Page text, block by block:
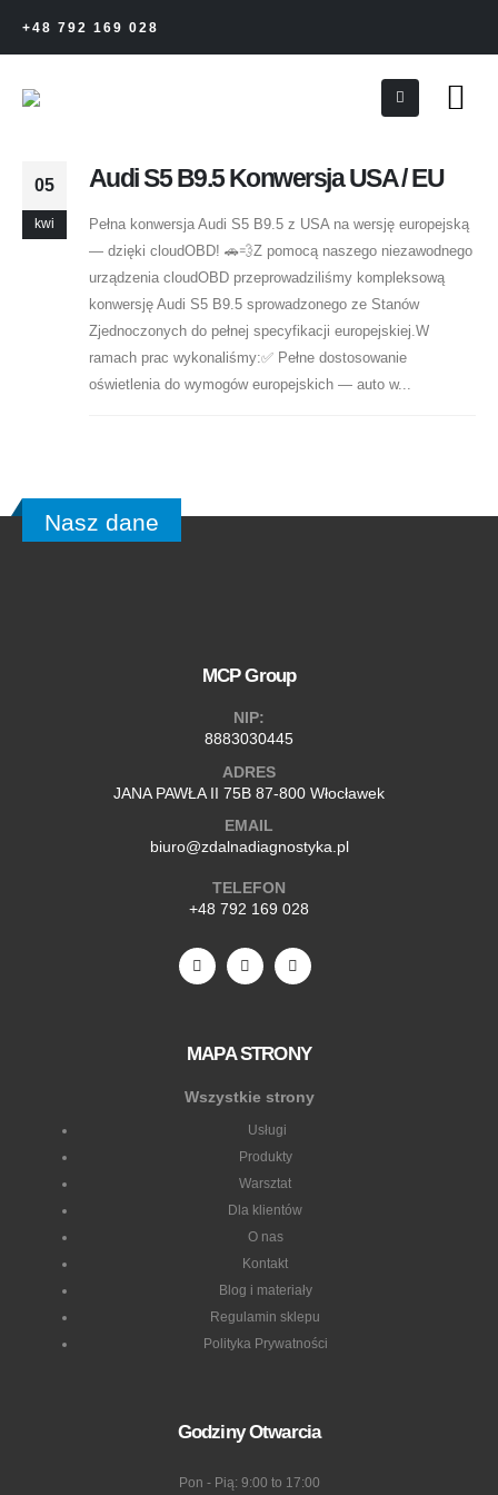
+48 792 169 028
05
kwi
Audi S5 B9.5 Konwersja USA / EU
Pełna konwersja Audi S5 B9.5 z USA na wersję europejską
— dzięki cloudOBD! 🚗💨Z pomocą naszego niezawodnego
urządzenia cloudOBD przeprowadziliśmy kompleksową
konwersję Audi S5 B9.5 sprowadzonego ze Stanów
Zjednoczonych do pełnej specyfikacji europejskiej.W
ramach prac wykonaliśmy:✅ Pełne dostosowanie
oświetlenia do wymogów europejskich — auto w...
Nasz dane
MCP Group
NIP:
8883030445
ADRES
JANA PAWŁA II 75B 87-800 Włocławek
EMAIL
biuro@zdalnadiagnostyka.pl
TELEFON
+48 792 169 028
MAPA STRONY
Wszystkie strony
Usługi
Produkty
Warsztat
Dla klientów
O nas
Kontakt
Blog i materiały
Regulamin sklepu
Polityka Prywatności
Godziny Otwarcia
Pon - Pią: 9:00 to 17:00